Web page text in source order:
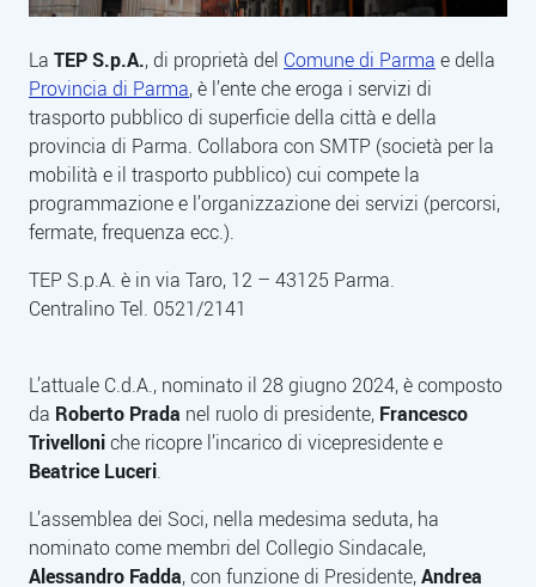
Descrizione
La TEP S.p.A., di proprietà del Comune di Parma e della
Provincia di Parma, è l’ente che eroga i servizi di
trasporto pubblico di superficie della città e della
provincia di Parma. Collabora con SMTP (società per la
mobilità e il trasporto pubblico) cui compete la
programmazione e l’organizzazione dei servizi (percorsi,
fermate, frequenza ecc.).
TEP S.p.A. è in via Taro, 12 – 43125 Parma.
Centralino Tel. 0521/2141
L’attuale C.d.A., nominato il 28 giugno 2024, è composto
da Roberto Prada nel ruolo di presidente, Francesco
Trivelloniche ricopre l’incarico di vicepresidente e
Beatrice Luceri.
L’assemblea dei Soci, nella medesima seduta, ha
nominato come membri del Collegio Sindacale,
Alessandro Fadda, con funzione di Presidente,Andrea